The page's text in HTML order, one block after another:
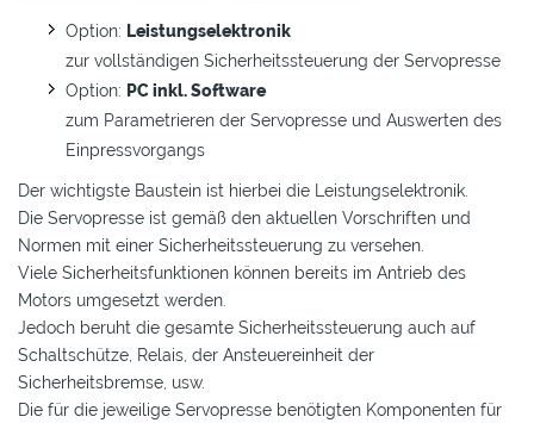
Option: Leistungselektronik
zur vollständigen Sicherheitssteuerung der Servopresse
Option: PC inkl. Software
zum Parametrieren der Servopresse und Auswerten des
Einpressvorgangs
Der wichtigste Baustein ist hierbei die Leistungselektronik.
Die Servopresse ist gemäß den aktuellen Vorschriften und
Normen mit einer Sicherheitssteuerung zu versehen.
Viele Sicherheitsfunktionen können bereits im Antrieb des
Motors umgesetzt werden.
Jedoch beruht die gesamte Sicherheitssteuerung auch auf
Schaltschütze, Relais, der Ansteuereinheit der
Sicherheitsbremse, usw.
Die für die jeweilige Servopresse benötigten Komponenten für